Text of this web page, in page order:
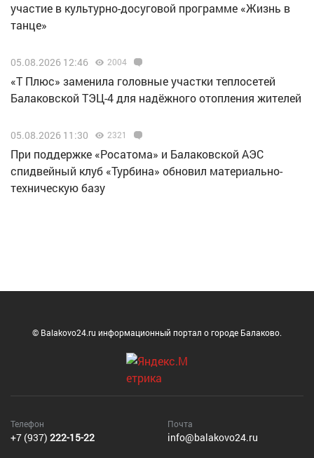
участие в культурно-досуговой программе «Жизнь в
танце»
05.08.2026 12:46 2004
«Т Плюс» заменила головные участки теплосетей
Балаковской ТЭЦ-4 для надёжного отопления жителей
05.08.2026 11:30 2321
При поддержке «Росатома» и Балаковской АЭС
спидвейный клуб «Турбина» обновил материально-
техническую базу
© Balakovo24.ru информационный портал о городе Балаково.
Телефон
+7 (937) 222-15-22
Почта
info@balakovo24.ru